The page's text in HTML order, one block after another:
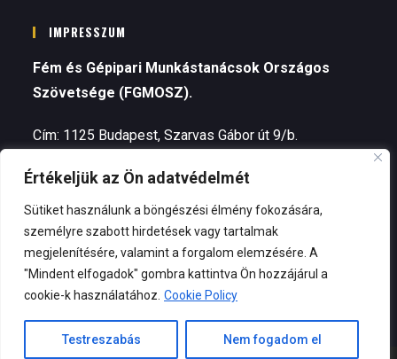
Értékeljük az Ön adatvédelmét
Sütiket használunk a böngészési élmény fokozására,
személyre szabott hirdetések vagy tartalmak
megjelenítésére, valamint a forgalom elemzésére. A
"Mindent elfogadok" gombra kattintva Ön hozzájárul a
cookie-k használatához. Cookie Policy
Testreszabás Nem fogadom el
IMPRESSZUM
Fém és Gépipari Munkástanácsok Országos
Szövetsége (FGMOSZ).
Cím: 1125 Budapest, Szarvas Gábor út 9/b.
Telefon: +3630 964 3422 (Valovits Nóra, alelnök)
Elnök – Kozma Zsolt
E-mail:fgmosz@munkastanacsok.eu